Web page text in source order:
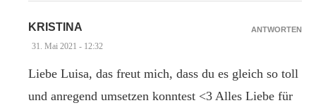
KRISTINA
31. Mai 2021 - 12:32
Liebe Luisa, das freut mich, dass du es gleich so toll
und anregend umsetzen konntest <3 Alles Liebe für
ANTWORTEN